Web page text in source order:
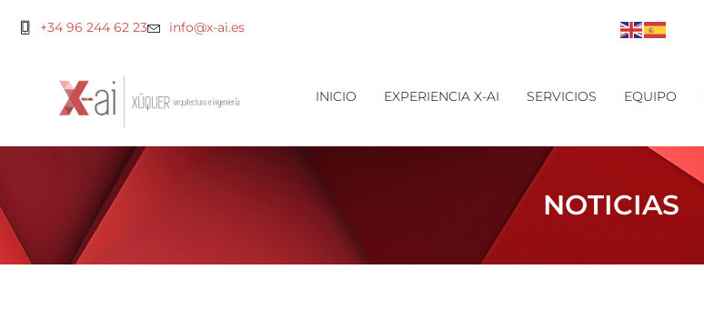
+34 96 244 62 23 info@x-ai.es
INICIO EXPERIENCIA X-AI SERVICIOS EQUIPO
NOTICIAS